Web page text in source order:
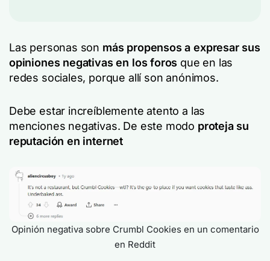
Las personas son más propensos a expresar sus
opiniones negativas en los foros que en las
redes sociales, porque allí son anónimos.
Debe estar increíblemente atento a las
menciones negativas. De este modo proteja su
reputación en internet
Opinión negativa sobre Crumbl Cookies en un comentario
en Reddit